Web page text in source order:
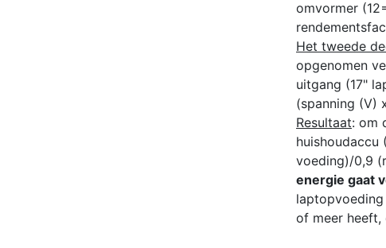
omvormer
Het tweede
opgenomen
uitgang (17"
(spanning (V)
Resultaat: om
huishoudaccu
voeding)/0,9
energie gaat
of meer heeft,